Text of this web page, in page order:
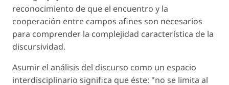
reconocimiento de que el encuentro y la
cooperación entre campos afines son necesarios
para comprender la complejidad característica de la
discursividad.
Asumir el análisis del discurso como un espacio
interdisciplinario significa que éste: "no se limita al